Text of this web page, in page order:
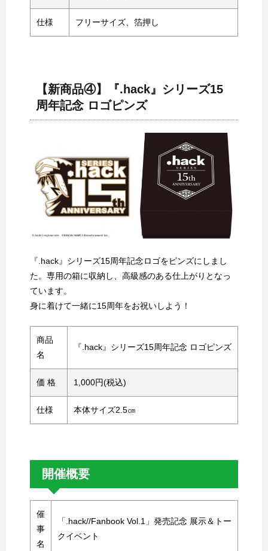
仕様 フリーサイズ、箔押し
【新商品④】『.hack』シリーズ15
周年記念 ロゴピンズ
『.hack』シリーズ15周年記念ロゴをピンズにしまし
た。専用の箱に収納し、高級感のある仕上がりとなっ
ています。
身に着けて一緒に15周年をお祝いしよう！
商品
名
『.hack』シリーズ15周年記念 ロゴピンズ
価 格 1,000円(税込)
仕様 本体サイズ2.5㎝
開催概要
催
事
名
「.hack//Fanbook Vol.1」発売記念 展示＆トー
クイベント